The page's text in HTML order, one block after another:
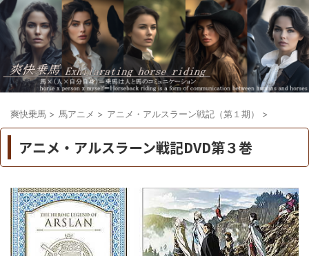
爽快乗馬 > 馬アニメ > アニメ・アルスラーン戦記（第１期） >
アニメ・アルスラーン戦記DVD第３巻